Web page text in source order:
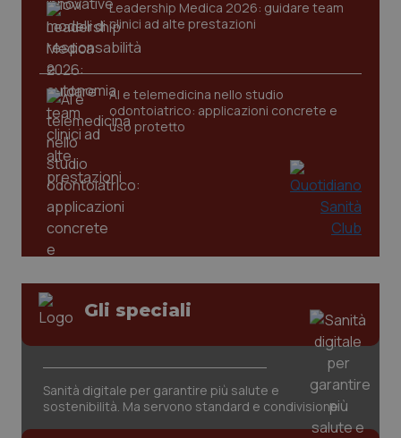
Leadership Medica 2026: guidare team
clinici ad alte prestazioni
AI e telemedicina nello studio
odontoiatrico: applicazioni concrete e
uso protetto
Gli speciali
Sanità digitale per garantire più salute e
sostenibilità. Ma servono standard e condivisione